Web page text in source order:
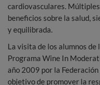
cardiovasculares.
beneficios sobre la salud,
y equilibrada.
La visita de los alumnos
Programa Wine In
año 2009 por la
objetivo de promover la